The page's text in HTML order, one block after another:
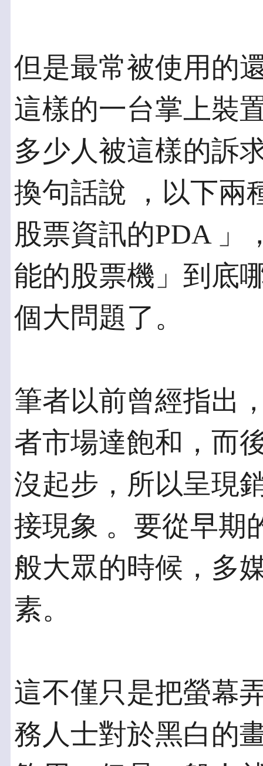
但是最常被使用的
這樣的一台掌上裝
多少人被這樣的訴
換句話說 ，以下兩
股票資訊的PDA 」
能的股票機」到底
個大問題了。
筆者以前曾經指出
者市場達飽和，而
沒起步，所以呈現
接現象 。要從早期
般大眾的時候，多
素。
這不僅只是把螢幕
務人士對於黑白的